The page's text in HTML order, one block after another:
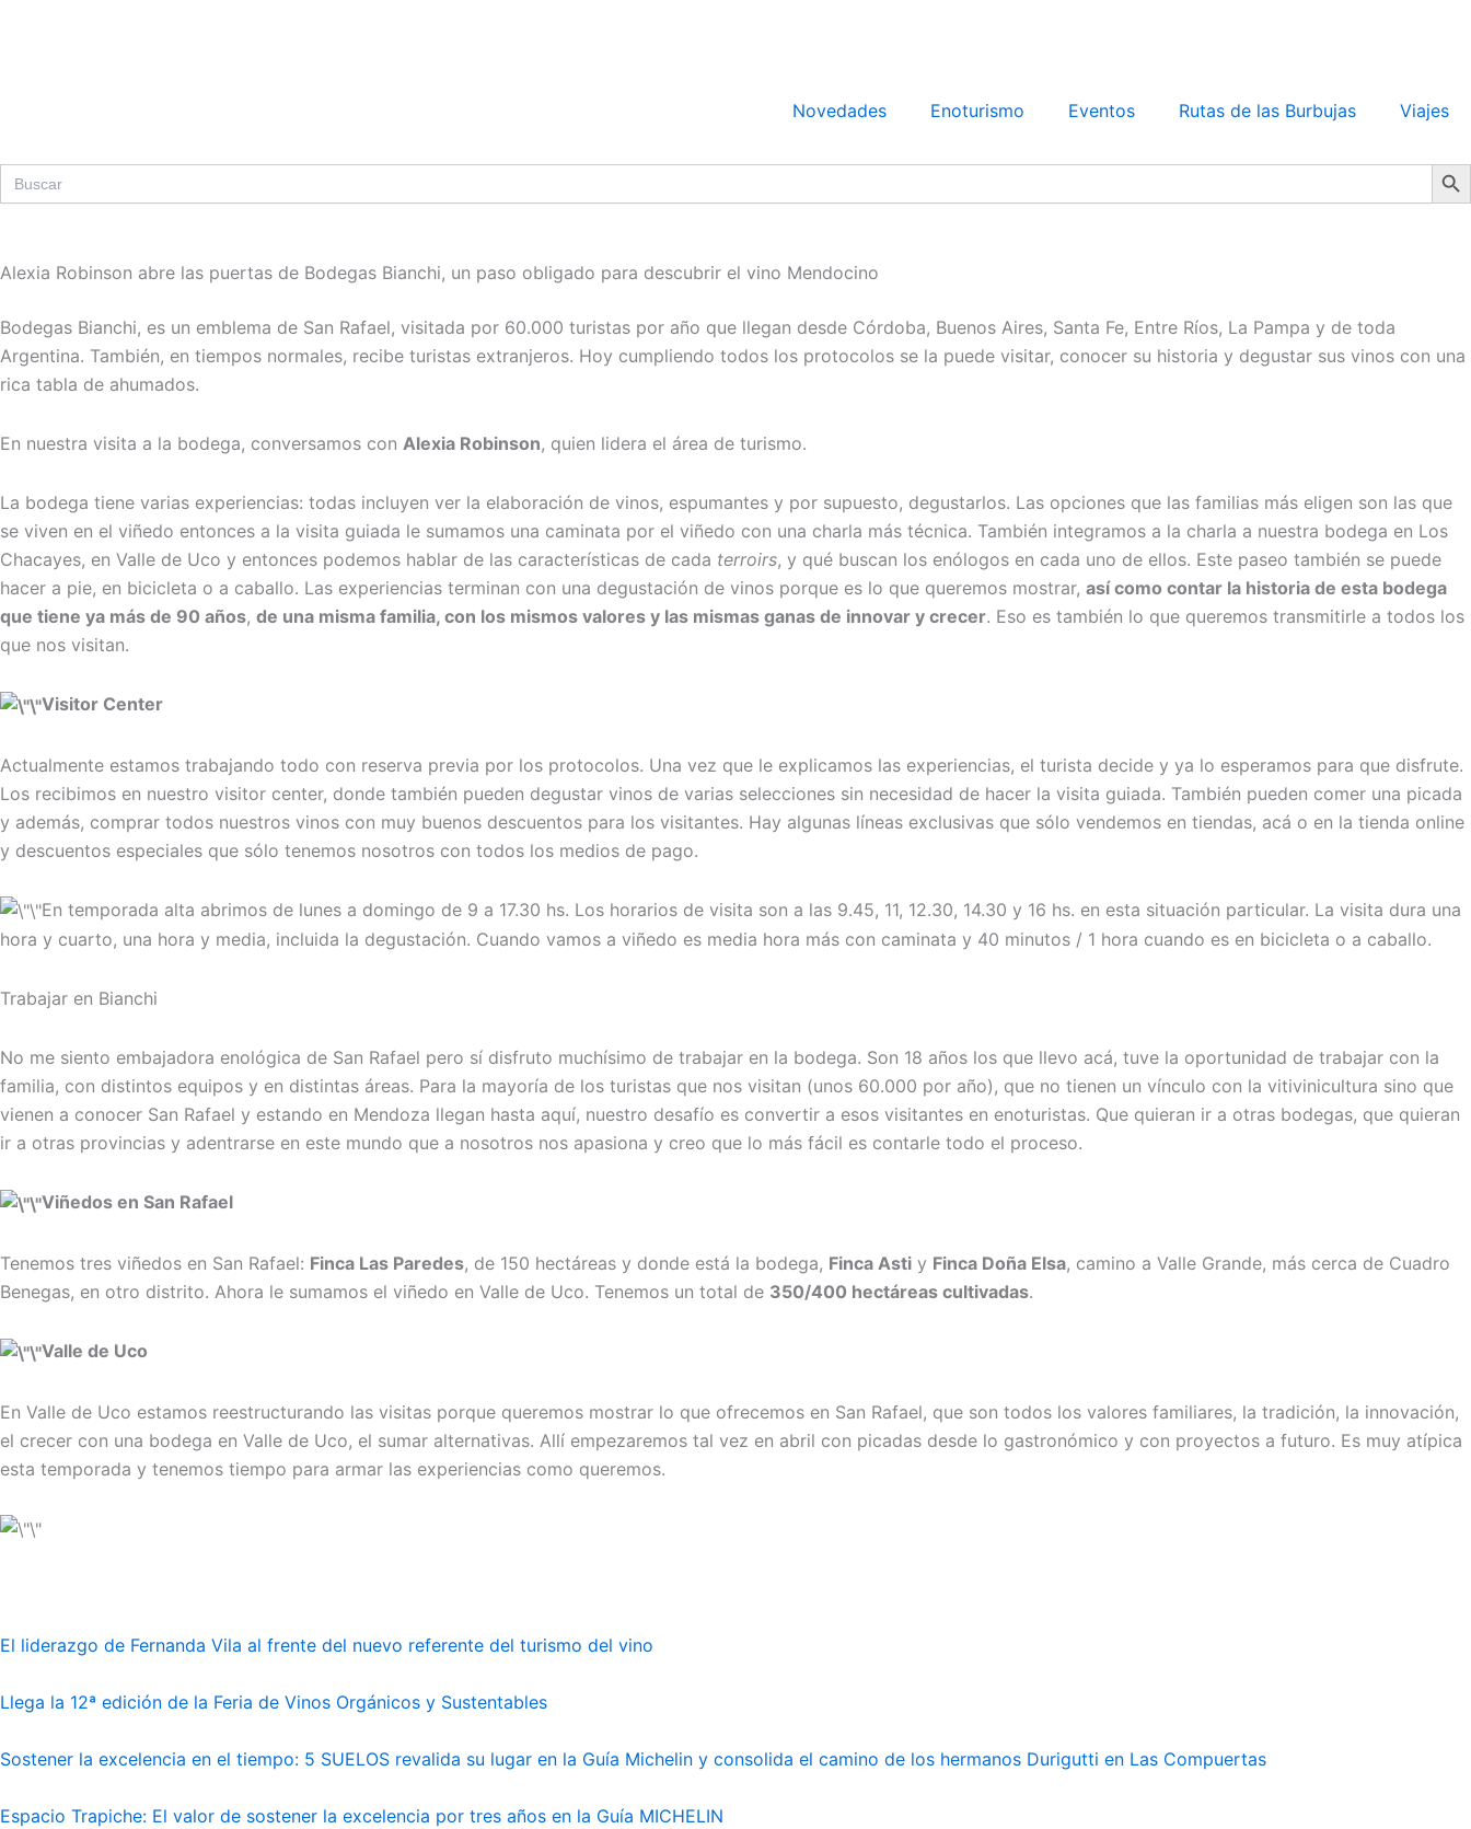
Novedades
Enoturismo Eventos Rutas de las Burbujas Viajes
Search
for:
Search
Alexia Robinson abre las puertas de Bodegas Bianchi, un paso obligado para descubrir el vino Mendocino
Bodegas Bianchi, es un emblema de San Rafael, visitada por 60.000 turistas por año que llegan desde Córdoba, Buenos Aires, Santa Fe, Entre Ríos, La Pampa y de toda
Argentina. También, en tiempos normales, recibe turistas extranjeros. Hoy cumpliendo todos los protocolos se la puede visitar, conocer su historia y degustar sus vinos con una
rica tabla de ahumados.
En nuestra visita a la bodega, conversamos con Alexia Robinson, quien lidera el área de turismo.
La bodega tiene varias experiencias: todas incluyen ver la elaboración de vinos, espumantes y por supuesto, degustarlos. Las opciones que las familias más eligen son las que
se viven en el viñedo entonces a la visita guiada le sumamos una caminata por el viñedo con una charla más técnica. También integramos a la charla a nuestra bodega en Los
Chacayes, en Valle de Uco y entonces podemos hablar de las características de cada terroirs, y qué buscan los enólogos en cada uno de ellos. Este paseo también se puede
hacer a pie, en bicicleta o a caballo. Las experiencias terminan con una degustación de vinos porque es lo que queremos mostrar, así como contar la historia de esta bodega
que tiene ya más de 90 años, de una misma familia, con los mismos valores y las mismas ganas de innovar y crecer. Eso es también lo que queremos transmitirle a todos los
que nos visitan.
Visitor Center
Actualmente estamos trabajando todo con reserva previa por los protocolos. Una vez que le explicamos las experiencias, el turista decide y ya lo esperamos para que disfrute.
Los recibimos en nuestro visitor center, donde también pueden degustar vinos de varias selecciones sin necesidad de hacer la visita guiada. También pueden comer una picada
y además, comprar todos nuestros vinos con muy buenos descuentos para los visitantes. Hay algunas líneas exclusivas que sólo vendemos en tiendas, acá o en la tienda online
y descuentos especiales que sólo tenemos nosotros con todos los medios de pago.
En temporada alta abrimos de lunes a domingo de 9 a 17.30 hs. Los horarios de visita son a las 9.45, 11, 12.30, 14.30 y 16 hs. en esta situación particular. La visita dura una
hora y cuarto, una hora y media, incluida la degustación. Cuando vamos a viñedo es media hora más con caminata y 40 minutos / 1 hora cuando es en bicicleta o a caballo.
Trabajar en Bianchi
No me siento embajadora enológica de San Rafael pero sí disfruto muchísimo de trabajar en la bodega. Son 18 años los que llevo acá, tuve la oportunidad de trabajar con la
familia, con distintos equipos y en distintas áreas. Para la mayoría de los turistas que nos visitan (unos 60.000 por año), que no tienen un vínculo con la vitivinicultura sino que
vienen a conocer San Rafael y estando en Mendoza llegan hasta aquí, nuestro desafío es convertir a esos visitantes en enoturistas. Que quieran ir a otras bodegas, que quieran
ir a otras provincias y adentrarse en este mundo que a nosotros nos apasiona y creo que lo más fácil es contarle todo el proceso.
Viñedos en San Rafael
Tenemos tres viñedos en San Rafael: Finca Las Paredes, de 150 hectáreas y donde está la bodega, Finca Asti y Finca Doña Elsa, camino a Valle Grande, más cerca de Cuadro
Benegas, en otro distrito. Ahora le sumamos el viñedo en Valle de Uco. Tenemos un total de 350/400 hectáreas cultivadas.
Valle de Uco
En Valle de Uco estamos reestructurando las visitas porque queremos mostrar lo que ofrecemos en San Rafael, que son todos los valores familiares, la tradición, la innovación,
el crecer con una bodega en Valle de Uco, el sumar alternativas. Allí empezaremos tal vez en abril con picadas desde lo gastronómico y con proyectos a futuro. Es muy atípica
esta temporada y tenemos tiempo para armar las experiencias como queremos.
El liderazgo de Fernanda Vila al frente del nuevo referente del turismo del vino
Llega la 12ª edición de la Feria de Vinos Orgánicos y Sustentables
Sostener la excelencia en el tiempo: 5 SUELOS revalida su lugar en la Guía Michelin y consolida el camino de los hermanos Durigutti en Las Compuertas
Espacio Trapiche: El valor de sostener la excelencia por tres años en la Guía MICHELIN